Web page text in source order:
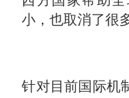
小，也取消了很
针对目前国际机